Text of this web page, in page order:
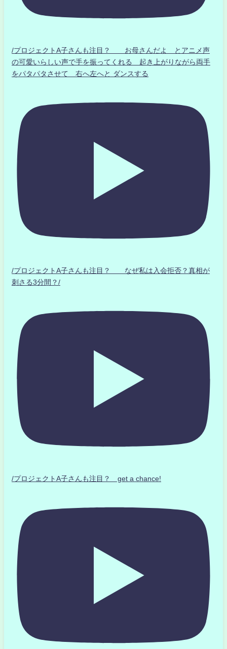
/プロジェクトA子さんも注目？ お母さんだよ とアニメ声
の可愛いらしい声で手を振ってくれる 起き上がりながら両手
をパタパタさせて 右へ左へと ダンスする
/プロジェクトA子さんも注目？ なぜ私は入会拒否？真相が
刺さる3分間？/
/プロジェクトA子さんも注目？ get a chance!